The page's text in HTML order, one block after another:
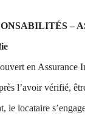
–
en Assurance
l’avoir vérifié,
le locataire